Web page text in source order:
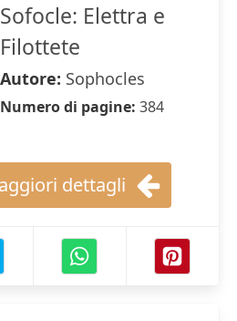
Sofocle: Elettra e
Filottete
Autore: Sophocles
Numero di pagine: 384
dettagli